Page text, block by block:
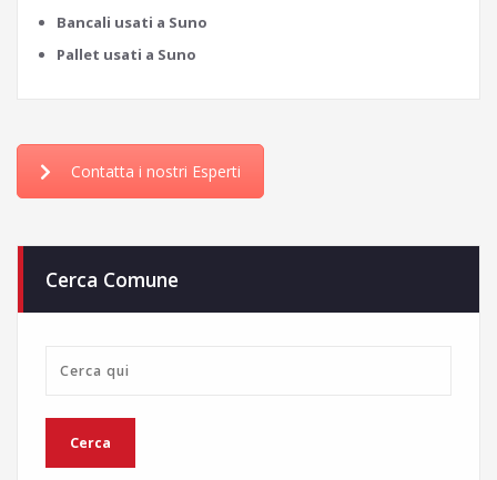
Bancali usati a Suno
Pallet usati a Suno
Contatta i nostri Esperti
Cerca Comune